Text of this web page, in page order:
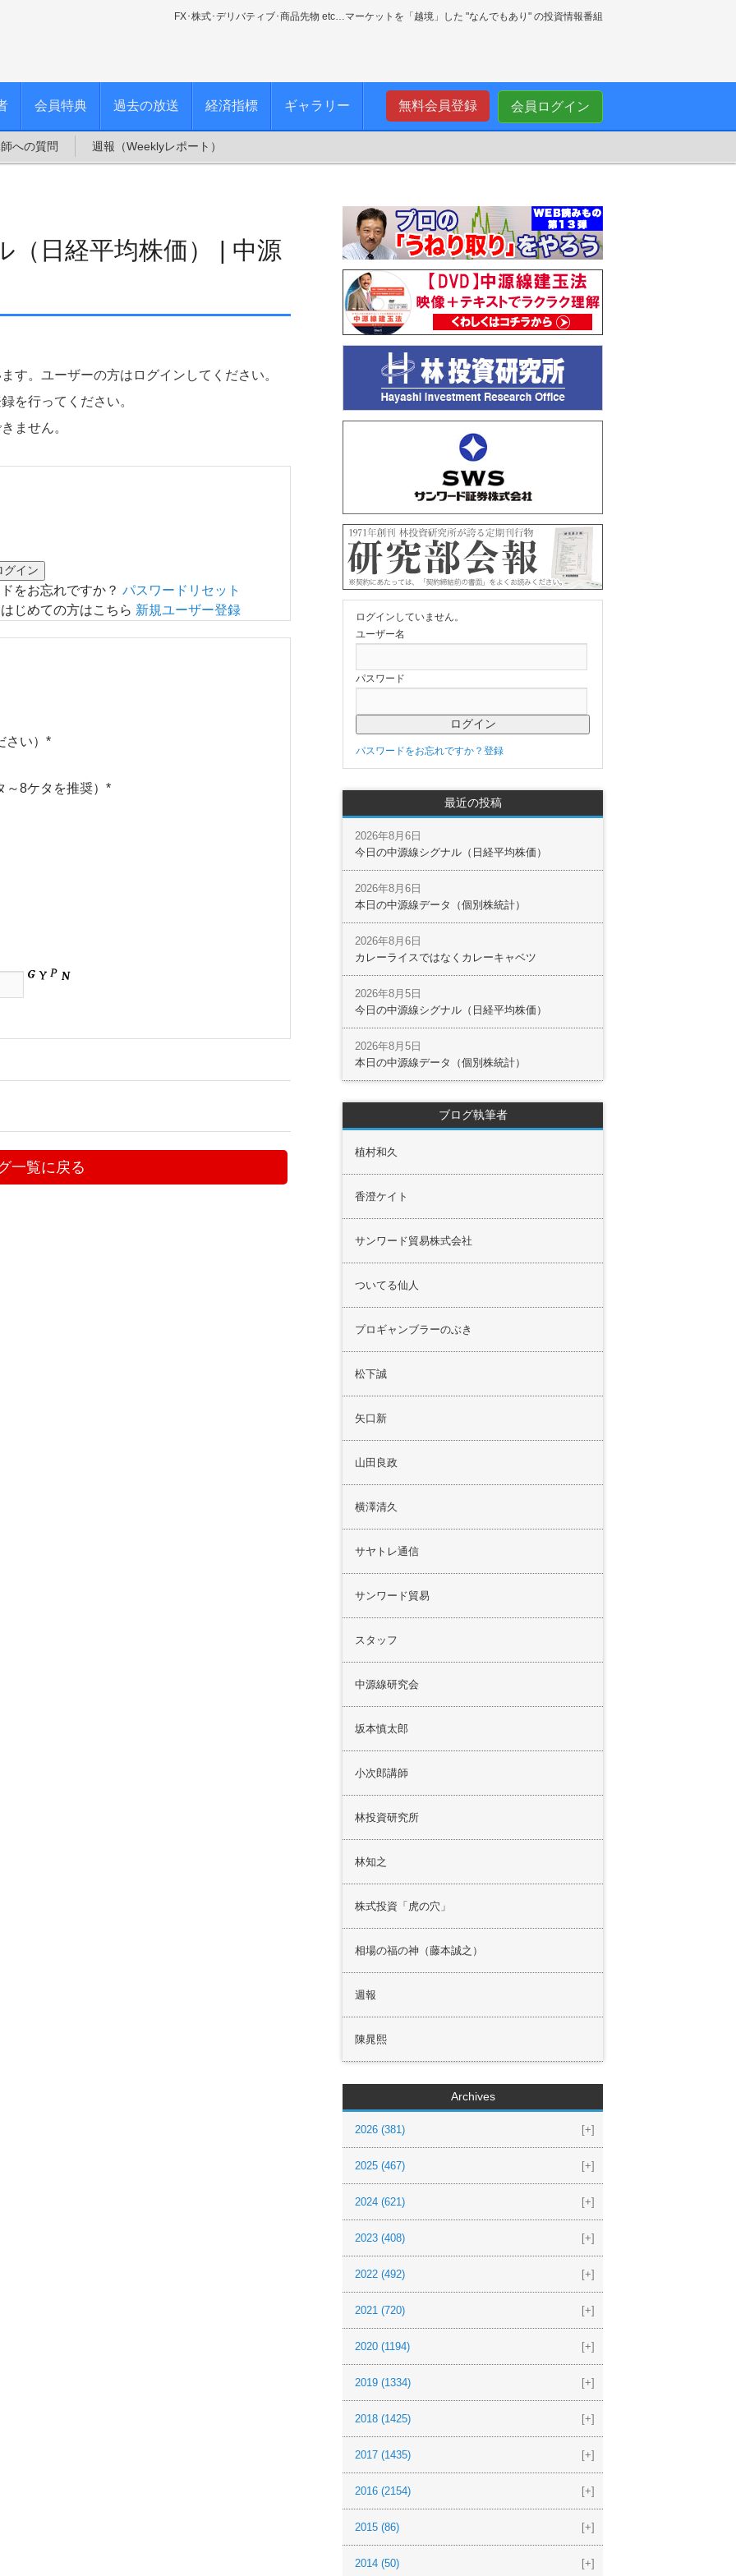
FX･株式･デリバティブ･商品先物 etc…マーケットを「越境」した "なんでもあり" の投資情報番組
会員ログイン
無料会員登録
会員特典 過去の放送 経済指標 ギャラリー
への質問 週報（Weeklyレポート）
（日経平均株価） | 中源
す。ユーザーの方はログインしてください。
を行ってください。
ません。
をお忘れですか？ パスワードリセット
はじめての方はこちら 新規ユーザー登録
い） *
8ケタを推奨） *
一覧に戻る
ログインしていません。
ユーザー名
パスワード
パスワードをお忘れですか？ 登録
最近の投稿
今日の中源線シグナル（日経平均株価）
2026年8月6日
本日の中源線データ（個別株統計）
2026年8月6日
カレーライスではなくカレーキャベツ
2026年8月6日
今日の中源線シグナル（日経平均株価）
2026年8月5日
本日の中源線データ（個別株統計）
2026年8月5日
ブログ執筆者
植村和久
香澄ケイト
サンワード貿易株式会社
ついてる仙人
プロギャンブラーのぶき
松下誠
矢口新
山田良政
横澤清久
サヤトレ通信
サンワード貿易
スタッフ
中源線研究会
坂本慎太郎
小次郎講師
林投資研究所
林知之
株式投資「虎の穴」
相場の福の神（藤本誠之）
週報
陳晁熙
Archives
[+]
2026 (381)
[+]
2025 (467)
[+]
2024 (621)
[+]
2023 (408)
[+]
2022 (492)
[+]
2021 (720)
[+]
2020 (1194)
[+]
2019 (1334)
[+]
2018 (1425)
[+]
2017 (1435)
[+]
2016 (2154)
[+]
2015 (86)
[+]
2014 (50)